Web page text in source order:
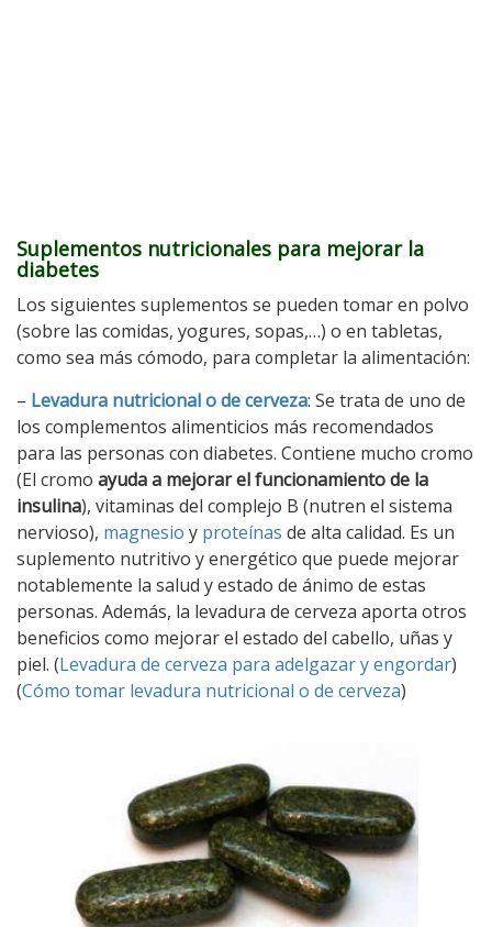
Suplementos nutricionales para mejorar la
diabetes
Los siguientes suplementos se pueden tomar en polvo
(sobre las comidas, yogures, sopas,…) o en tabletas,
como sea más cómodo, para completar la alimentación:
– Levadura nutricional o de cerveza: Se trata de uno de
los complementos alimenticios más recomendados
para las personas con diabetes. Contiene mucho cromo
(El cromo ayuda a mejorar el funcionamiento de la
insulina), vitaminas del complejo B (nutren el sistema
nervioso), magnesio y proteínas de alta calidad. Es un
suplemento nutritivo y energético que puede mejorar
notablemente la salud y estado de ánimo de estas
personas. Además, la levadura de cerveza aporta otros
beneficios como mejorar el estado del cabello, uñas y
piel. (Levadura de cerveza para adelgazar y engordar)
(Cómo tomar levadura nutricional o de cerveza)